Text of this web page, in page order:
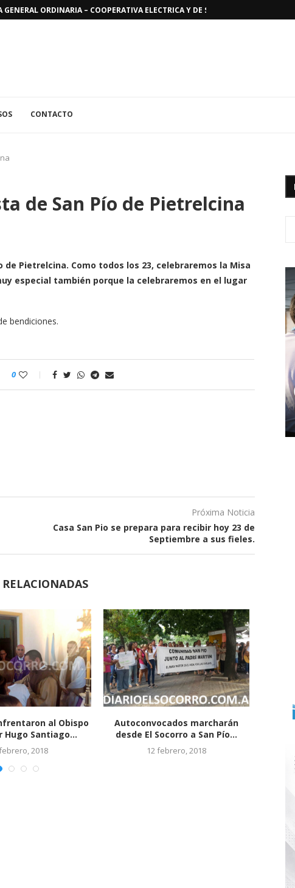
ORDINARIA – COOPERATIVA ELECTRICA Y DE SERVICIOS PUBLICOS
CONTACTO
de San Pío de Pietrelcina
de Pietrelcina. Como todos los 23, celebraremos la Misa
especial también porque la celebraremos en el lugar
bendiciones.
0
Próxima Noticia
Casa San Pio se prepara para recibir hoy 23 de
Septiembre a sus fieles.
suspendio la misa
para mañana 20...
19 enero, 2018
Información sobre las Misas de
Sanación del mes...
4 abril, 2016